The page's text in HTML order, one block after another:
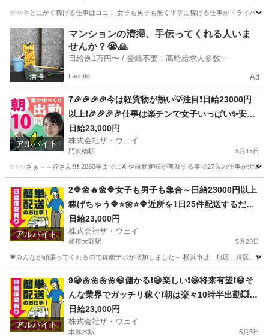
🌞🌞🌞とにかく稼げる仕事はココ！ 女子も男子も無く平等に稼げる仕事がドライバ
神奈川 川崎市 登戸駅 ドライバー ネットスーパー
マンションの清掃、手伝ってくれる人いま
せんか？😭🙏
日給例1万円〜 / 登録不要！高時給求人多数✨
Lacotto Ad
アルバイト
7🎉🎉🎉🎉今は軽貨物が熱い💡注目❗️日給23000円
以上❗️🎉🎉🎉🎉仕事は楽チンで女子いっぱい✨安定
収入😄完全週休2日制だよ💗
日給23,000円
株式会社ザ・ウェイ
門沢橋駅 5月15日
✨✨✨さぁ～～皆さん❗️❗️❗️ 2030年までにAIや自動運転が普及する事で27％の仕事が消
門沢橋駅 ドライバー ネットスーパー
アルバイト
2🔷🌼🔥🌼🔷女子も男子も集合～日給23000円以上
稼げちゃう🔷⭐🌼⭐🔷近所を1日25件配送するだけ❗️
週休2日制のお仕事です😄
日給23,000円
株式会社ザ・ウェイ
相模大野駅 5月20日
💗みんなが頑張ってくれるので稼働デポが増加しました～ 横浜市は、旭区、緑区、
相模大野駅 ドライバー ネットスーパー
アルバイト
9😁🌼🌼🌼🌼😄儲かる❗️😄楽しい❗️😄将来有望❗️😄そ
んな業界でガッチリ稼ぐ❗️朝は楽々10時半出勤💥日
給23000円以上❗️事業拡大につき大量募集❗️❗️❗️
日給23,000円
株式会社ザ・ウェイ
本厚木駅 6月5日